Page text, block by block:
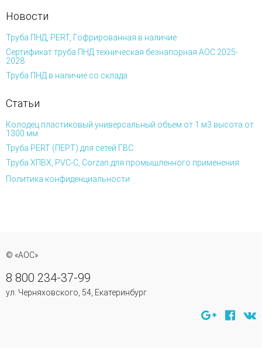
Новости
Труба ПНД, PERT, Гофрированная в наличие
Сертификат труба ПНД техническая безнапорная АОС 2025-
2028
Труба ПНД в наличие со склада
Статьи
Колодец пластиковый универсальный объем от 1 м3 высота от
1300 мм
Труба PERT (ПЕРТ) для сетей ГВС
Труба ХПВХ, PVC-C, Corzan для промышленного применения
Политика конфиденциальности
© «АОС»
8 800 234-37-99
ул. Черняховского, 54, Екатеринбург